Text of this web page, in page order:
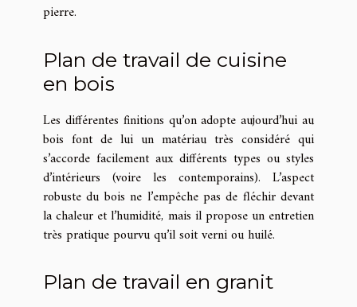
pierre.
Plan de travail de cuisine
en bois
Les différentes finitions qu’on adopte aujourd’hui au
bois font de lui un matériau très considéré qui
s’accorde facilement aux différents types ou styles
d’intérieurs (voire les contemporains). L’aspect
robuste du bois ne l’empêche pas de fléchir devant
la chaleur et l’humidité, mais il propose un entretien
très pratique pourvu qu’il soit verni ou huilé.
Plan de travail en granit